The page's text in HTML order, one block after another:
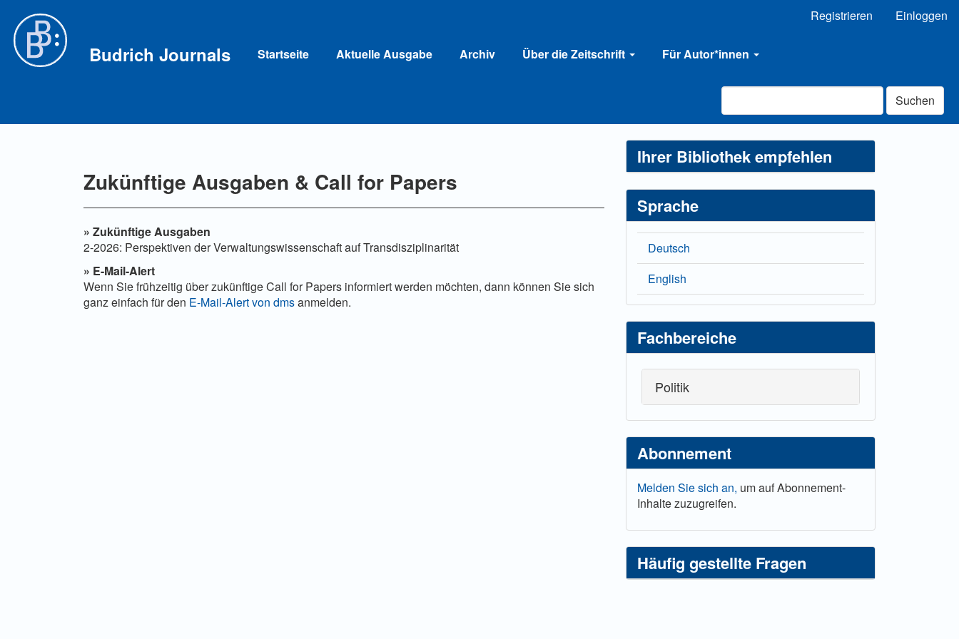
Hauptinhalt
Sidebar
Registrieren Einloggen
Budrich Journals Startseite Aktuelle Ausgabe Archiv Über die Zeitschrift Für Autor*innen
Suchen
Zukünftige Ausgaben & Call for Papers
» Zukünftige Ausgaben
2-2026: Perspektiven der Verwaltungswissenschaft auf Transdisziplinarität
» E-Mail-Alert
Wenn Sie frühzeitig über zukünftige Call for Papers informiert werden möchten, dann können Sie sich
ganz einfach für den E-Mail-Alert von dmsanmelden.
Ihrer Bibliothek empfehlen
Sprache
Deutsch
English
Fachbereiche
Politik
Abonnement
Melden Sie sich an, um auf Abonnement-
Inhalte zuzugreifen.
Häufig gestellte Fragen